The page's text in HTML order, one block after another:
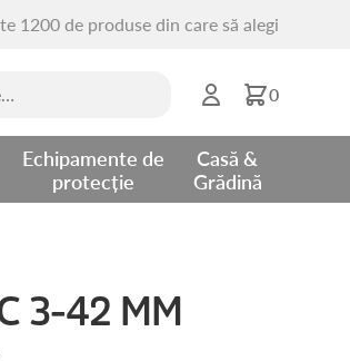
1200 de produse din care să alegi
0
Echipamente de
protecție
Casă &
Grădină
3-42 MM